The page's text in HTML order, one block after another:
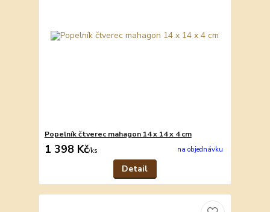
Popelník čtverec mahagon 14 x 14 x 4 cm
1 398 Kč/ks na objednávku
Detail